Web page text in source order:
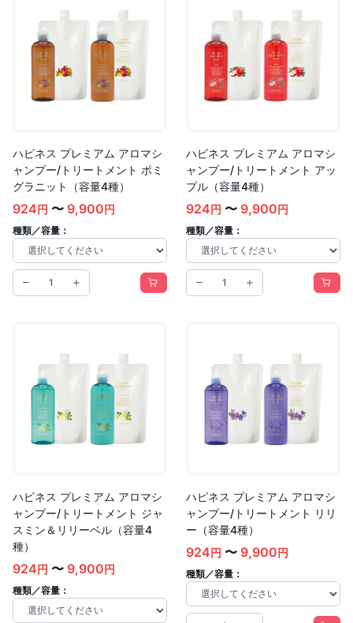
ハピネス プレミアム アロマシ
ャンプー/トリートメント ポミ
グラニット（容量4種）
924円 〜 9,900円
種類／容量：
ハピネス プレミアム アロマシ
ャンプー/トリートメント アッ
プル（容量4種）
924円 〜 9,900円
種類／容量：
ハピネス プレミアム アロマシ
ャンプー/トリートメント ジャ
スミン＆リリーベル（容量4
種）
924円 〜 9,900円
種類／容量：
ハピネス プレミアム アロマシ
ャンプー/トリートメント リリ
ー（容量4種）
924円 〜 9,900円
種類／容量：